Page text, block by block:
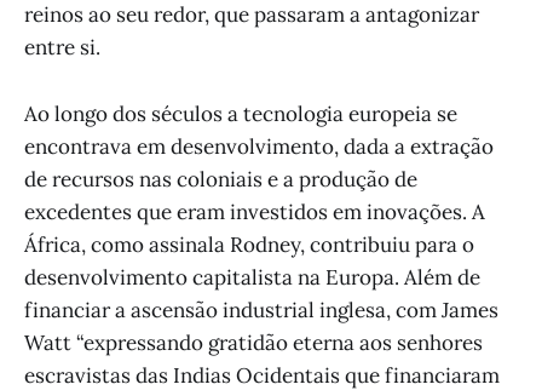
reinos ao seu redor, que passaram a antagonizar
entre si.
Ao longo dos séculos a tecnologia europeia se
encontrava em desenvolvimento, dada a extração
de recursos nas coloniais e a produção de
excedentes que eram investidos em inovações. A
África, como assinala Rodney, contribuiu para o
desenvolvimento capitalista na Europa. Além de
financiar a ascensão industrial inglesa, com James
Watt “expressando gratidão eterna aos senhores
escravistas das Indias Ocidentais que financiaram